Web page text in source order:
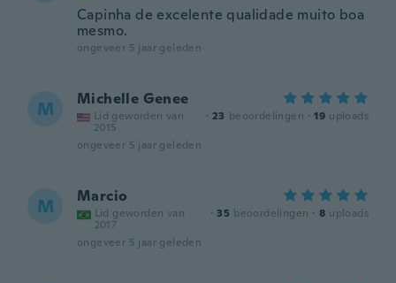
Capinha de excelente qualidade muito boa
mesmo.
ongeveer 5 jaar geleden
M Michelle Genee
Lid geworden van
2015
· 23 beoordelingen · 19 uploads
ongeveer 5 jaar geleden
M Marcio
Lid geworden van
2017
· 35 beoordelingen · 8 uploads
ongeveer 5 jaar geleden